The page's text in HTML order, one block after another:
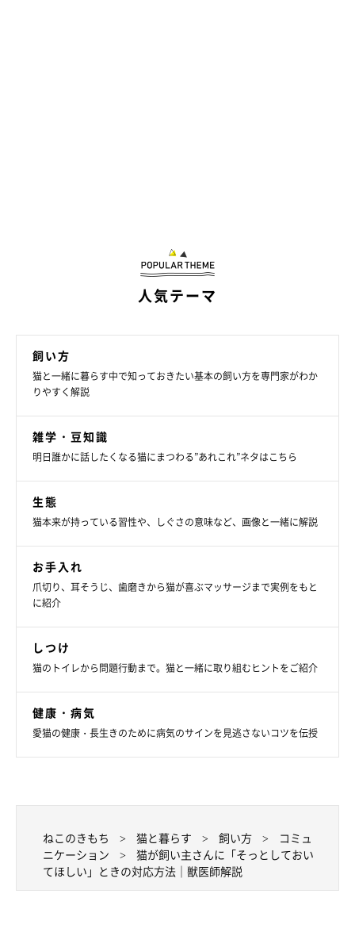
人気テーマ
飼い方
猫と一緒に暮らす中で知っておきたい基本の飼い方を専門家がわか
りやすく解説
雑学・豆知識
明日誰かに話したくなる猫にまつわる”あれこれ”ネタはこちら
生態
猫本来が持っている習性や、しぐさの意味など、画像と一緒に解説
お手入れ
爪切り、耳そうじ、歯磨きから猫が喜ぶマッサージまで実例をもと
に紹介
しつけ
猫のトイレから問題行動まで。猫と一緒に取り組むヒントをご紹介
健康・病気
愛猫の健康・長生きのために病気のサインを見逃さないコツを伝授
ねこのきもち 猫と暮らす 飼い方
コミュ
ニケーション
猫が飼い主さんに「そっとしておい
てほしい」ときの対応方法｜獣医師解説